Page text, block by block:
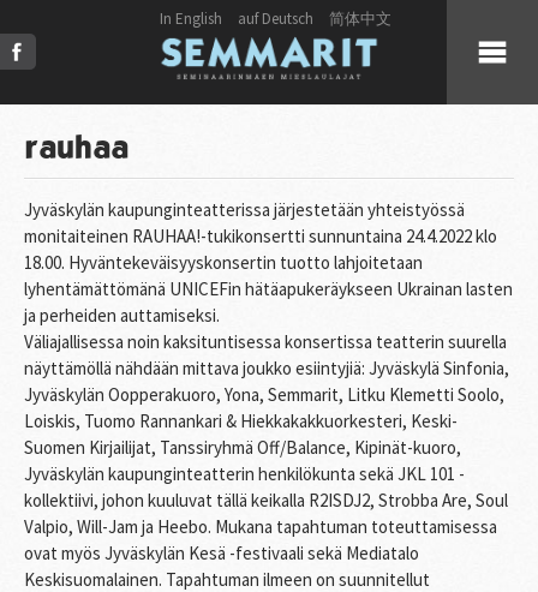
In English auf Deutsch 简体中文
KUORO
LIVE
JULKAISUT
PRESS
KUVAT & VIDEOT
YHTEYSTIEDOT
rauhaa
Jyväskylän kaupunginteatterissa järjestetään yhteistyössä
monitaiteinen RAUHAA!-tukikonsertti sunnuntaina 24.4.2022 klo
18.00. Hyväntekeväisyyskonsertin tuotto lahjoitetaan
lyhentämättömänä UNICEFin hätäapukeräykseen Ukrainan lasten
ja perheiden auttamiseksi.
Väliajallisessa noin kaksituntisessa konsertissa teatterin suurella
näyttämöllä nähdään mittava joukko esiintyjiä: Jyväskylä Sinfonia,
Jyväskylän Oopperakuoro, Yona, Semmarit, Litku Klemetti Soolo,
Loiskis, Tuomo Rannankari & Hiekkakakkuorkesteri, Keski-
Suomen Kirjailijat, Tanssiryhmä Off/Balance, Kipinät-kuoro,
Jyväskylän kaupunginteatterin henkilökunta sekä JKL 101 -
kollektiivi, johon kuuluvat tällä keikalla R2ISDJ2, Strobba Are, Soul
Valpio, Will-Jam ja Heebo. Mukana tapahtuman toteuttamisessa
ovat myös Jyväskylän Kesä -festivaali sekä Mediatalo
Keskisuomalainen. Tapahtuman ilmeen on suunnitellut